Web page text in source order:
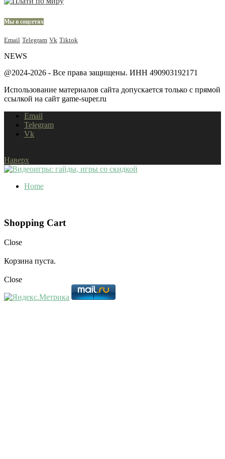
Мы в соцсетях
Email Telegram Vk Tiktok
NEWS
@2024-2026 - Все права защищены. ИНН 490903192171
Использование материалов сайта допускается только с прямой
ссылкой на сайт game-super.ru
Email
Telegram
Vk
Наверх
Home
Shopping Cart
Close
Корзина пуста.
Close